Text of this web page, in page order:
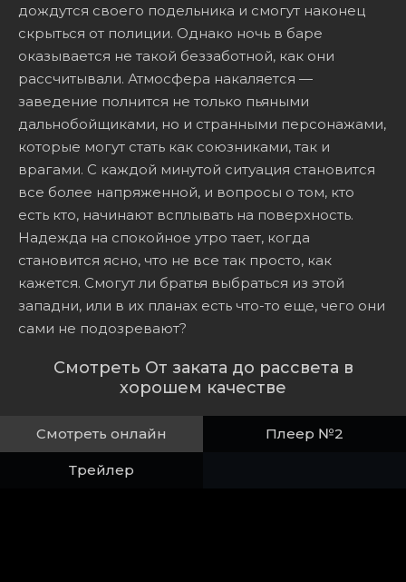
дождутся своего подельника и смогут наконец
скрыться от полиции. Однако ночь в баре
оказывается не такой беззаботной, как они
рассчитывали. Атмосфера накаляется —
заведение полнится не только пьяными
дальнобойщиками, но и странными персонажами,
которые могут стать как союзниками, так и
врагами. С каждой минутой ситуация становится
все более напряженной, и вопросы о том, кто
есть кто, начинают всплывать на поверхность.
Надежда на спокойное утро тает, когда
становится ясно, что не все так просто, как
кажется. Смогут ли братья выбраться из этой
западни, или в их планах есть что-то еще, чего они
сами не подозревают?
Смотреть От заката до рассвета в
хорошем качестве
Смотреть онлайн Плеер №2
Трейлер